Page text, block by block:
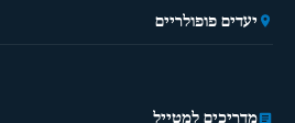
יעדים פופולריים
🎭 פאטייה
מדריכים למטייל